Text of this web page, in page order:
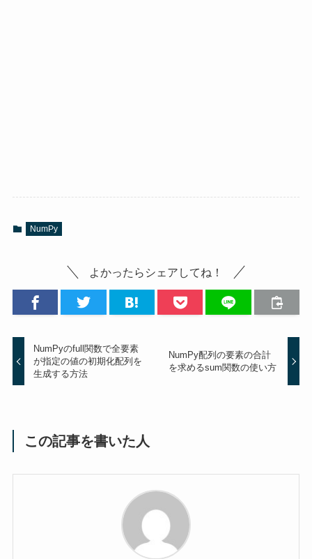
NumPy
よかったらシェアしてね！
NumPyのfull関数で全要素
が指定の値の初期化配列を
生成する方法
NumPy配列の要素の合計
を求めるsum関数の使い方
この記事を書いた人